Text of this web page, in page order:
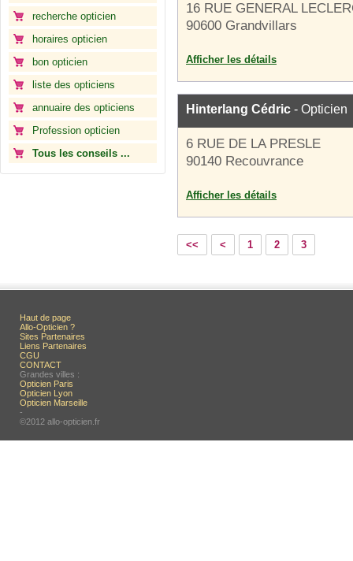
recherche opticien
horaires opticien
bon opticien
liste des opticiens
annuaire des opticiens
Profession opticien
Tous les conseils ...
16 RUE GENERAL
90600 Grandvillars
Afficher les détails
Hinterlang Cédric - Opticien
6 RUE DE LA PRESLE
90140 Recouvrance
Afficher les détails
<< < 1 2 3
Haut de page
Allo-Opticien ?
Sites Partenaires
Liens Partenaires
CGU
CONTACT
Grandes villes :
Opticien Paris
Opticien Lyon
Opticien Marseille
-
©2012 allo-opticien.fr